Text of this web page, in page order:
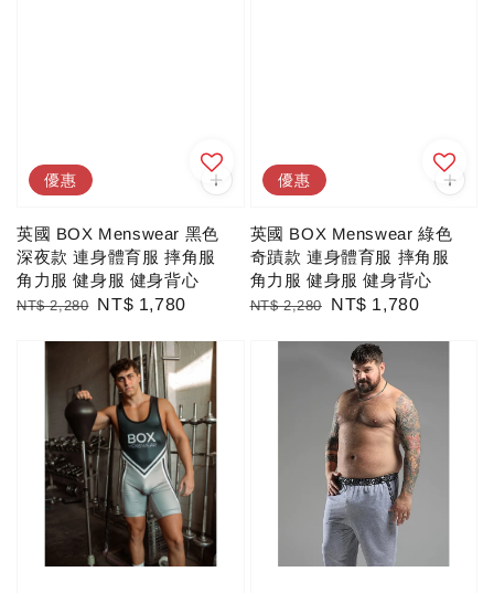
優惠
英國 BOX Menswear 黑色
深夜款 連身體育服 摔角服
角力服 健身服 健身背心
Regular
NT$ 2,280 Sale
NT$ 1,780
優惠
英國 BOX Menswear 綠色
奇蹟款 連身體育服 摔角服
角力服 健身服 健身背心
Regular
NT$ 2,280
Sale
NT$ 1,780